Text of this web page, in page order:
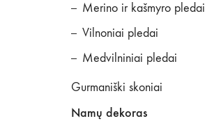
Merino ir kašmyro pledai
Vilnoniai pledai
Medvilniniai pledai
Gurmaniški skoniai
Namų dekoras